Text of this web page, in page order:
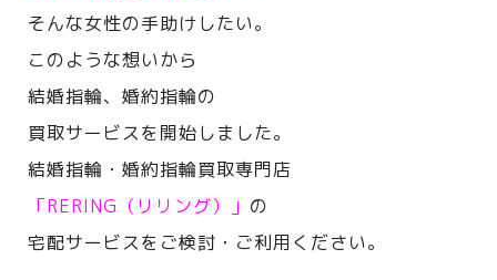
そんな女性の手助けしたい。
このような想いから
結婚指輪、婚約指輪の
買取サービスを開始しました。
結婚指輪・婚約指輪買取専門店
「RERING（リリング）」 の
宅配サービスをご検討・ご利用ください。